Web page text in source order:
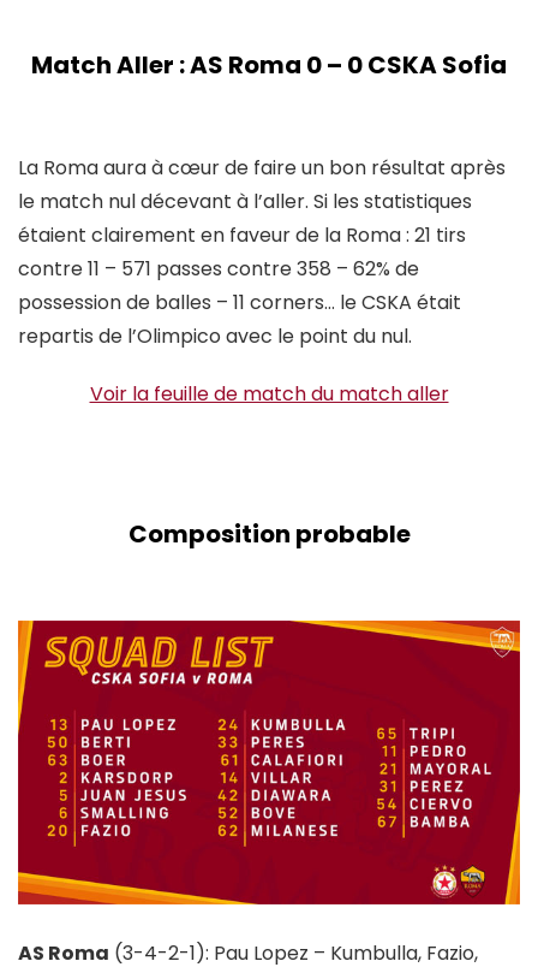
Match Aller : AS Roma 0 – 0 CSKA Sofia
La Roma aura à cœur de faire un bon résultat après
le match nul décevant à l’aller. Si les statistiques
étaient clairement en faveur de la Roma : 21 tirs
contre 11 – 571 passes contre 358 – 62% de
possession de balles – 11 corners… le CSKA était
repartis de l’Olimpico avec le point du nul.
Voir la feuille de match du match aller
Composition probable
AS Roma (3-4-2-1): Pau Lopez – Kumbulla, Fazio,